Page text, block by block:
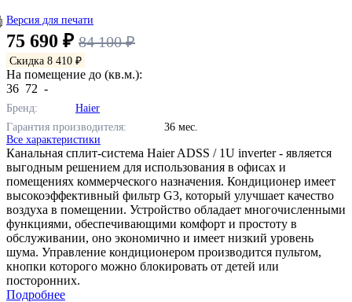
Версия для печати
75 690 ₽ 84 100 ₽
Скидка 8 410 ₽
На помещение до (кв.м.):
36 72 -
Бренд:
Haier
Гарантия производителя:
36 мес.
Все характеристики
Канальная сплит-система Haier ADSS / 1U inverter - является
выгодным решением для использования в офисах и
помещениях коммерческого назначения. Кондиционер имеет
высокоэффективный фильтр G3, который улучшает качество
воздуха в помещении. Устройство обладает многочисленными
функциями, обеспечивающими комфорт и простоту в
обслуживании, оно экономично и имеет низкий уровень
шума. Управление кондиционером производится пультом,
кнопки которого можно блокировать от детей или
посторонних.
Подробнее